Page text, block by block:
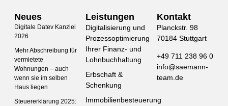
Neues
Digitale Datev Kanzlei
2026
Mehr Abschreibung für
vermietete
Wohnungen – auch
wenn sie im selben
Haus liegen
Steuererklärung 2025:
Leistungen
Digitalisierung und
Prozessoptimierung
Ihrer Finanz- und
Lohnbuchhaltung
Erbschaft &
Schenkung
Immobilienbesteuerung
Kontakt
Planckstr. 98
70184 Stuttgart
+49 711 238 96 0
info@saemann-
team.de